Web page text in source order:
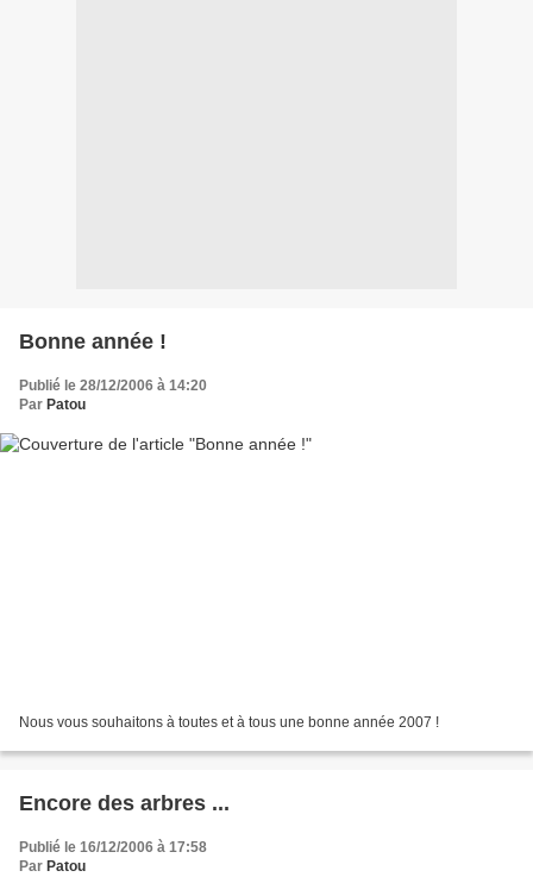
Bonne année !
Publié le 28/12/2006 à 14:20
Par Patou
Nous vous souhaitons à toutes et à tous une bonne année 2007 !
Encore des arbres ...
Publié le 16/12/2006 à 17:58
Par Patou